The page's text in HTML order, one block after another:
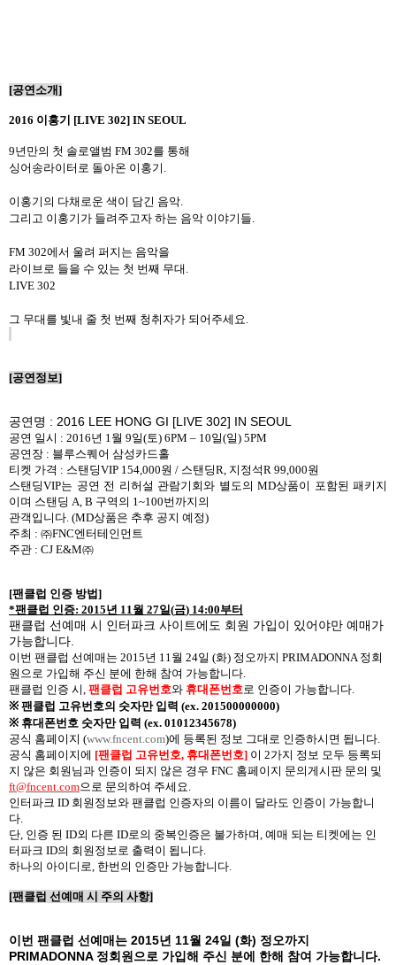
[공연소개]
2016 이홍기 [LIVE 302] IN SEOUL
9년만의 첫 솔로앨범 FM 302를 통해
싱어송라이터로 돌아온 이홍기 .
이홍기의 다채로운 색이 담긴 음악.
그리고 이홍기가 들려주고자 하는 음악 이야기들.
FM 302에서 울려 퍼지는 음악을
라이브로 들을 수 있는 첫 번째 무대 .
LIVE 302
그 무대를 빛내 줄 첫 번째 청취자가 되어주세요.
[공연정보]
공연명 : 2016 LEE HONG GI [LIVE 302] IN SEOUL
공연 일시 : 2016년 1월 9일(토) 6PM – 10일(일) 5PM
공연장 : 블루스퀘어 삼성카드홀
티켓 가격 : 스탠딩VIP 154,000원 / 스탠딩R, 지정석R 99,000원
스탠딩VIP는 공연 전 리허설 관람기회와 별도의 MD상품이 포함된 패키지
이며 스탠딩 A, B 구역의 1~100번까지의
관객입니다. (MD상품은 추후 공지 예정)
주최 : ㈜FNC엔터테인먼트
주관 : CJ E&M㈜
[팬클럽 인증 방법 ]
*팬클럽 인증: 2015년 11월 27일(금) 14:00부터
팬클럽 선예매 시 인터파크 사이트에도 회원 가입이 있어야만 예매가
가능합니다.
이번 팬클럽 선예매는 2015년 11월 24일 (화) 정오까지 PRIMADONNA정회
원으로 가입해 주신 분에 한해 참여 가능합니다.
팬클럽 인증 시, 팬클럽 고유번호와 휴대폰번호로 인증이 가능합니다.
※ 팬클럽 고유번호의 숫자만 입력 (ex. 201500000000)
※ 휴대폰번호 숫자만 입력 (ex. 01012345678)
공식 홈페이지 (www.fncent.com)에 등록된 정보 그대로 인증하시면 됩니다.
공식 홈페이지에 [팬클럽 고유번호, 휴대폰번호] 이 2가지 정보 모두 등록되
지 않은 회원님과 인증이 되지 않은 경우 FNC 홈페이지 문의게시판 문의 및
ft@fncent.com으로 문의하여 주세요.
인터파크 ID 회원정보와 팬클럽 인증자의 이름이 달라도 인증이 가능합니
다.
단, 인증 된 ID외 다른 ID로의 중복인증은 불가하며, 예매 되는 티켓에는 인
터파크 ID의 회원정보로 출력이 됩니다.
하나의 아이디로, 한번의 인증만 가능합니다.
[팬클럽 선예매 시 주의 사항]
이번 팬클럽 선예매는 2015년 11월 24일 (화) 정오까지
PRIMADONNA 정회원으로 가입해 주신 분에 한해 참여 가능합니다.